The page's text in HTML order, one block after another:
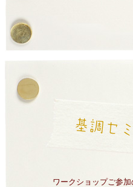
ワークショップご参